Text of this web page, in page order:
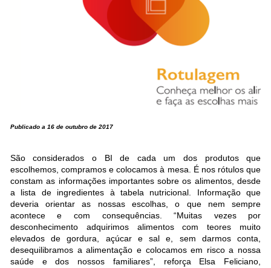
Publicado a 16 de outubro de 2017
São considerados o BI de cada um dos produtos que
escolhemos, compramos e colocamos à mesa. É nos rótulos que
constam as informações importantes sobre os alimentos, desde
a lista de ingredientes à tabela nutricional. Informação que
deveria orientar as nossas escolhas, o que nem sempre
acontece e com consequências. “Muitas vezes por
desconhecimento adquirimos alimentos com teores muito
elevados de gordura, açúcar e sal e, sem darmos conta,
desequilibramos a alimentação e colocamos em risco a nossa
saúde e dos nossos familiares”, reforça Elsa Feliciano,